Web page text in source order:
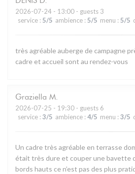
2026-07-24 - 13:00 - guests 3
service : 5/5 ambience : 5/5 menu : 5/5
très agréable auberge de campagne
cadre et accueil sont au rendez-vous
Graziella M
2026-07-25 - 19:30 - guests 6
service : 3/5 ambience : 4/5 menu : 3/5
Un cadre très agréable en terrasse
était très dure et couper une bavette
bords hauts ce n’est pas des plus